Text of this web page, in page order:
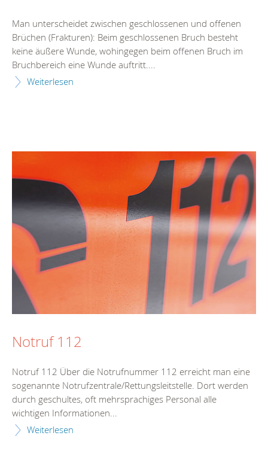
Man unterscheidet zwischen geschlossenen und offenen
Brüchen (Frakturen): Beim geschlossenen Bruch besteht
keine äußere Wunde, wohingegen beim offenen Bruch im
Bruchbereich eine Wunde auftritt....
Weiterlesen
Notruf 112
Notruf 112 Über die Notrufnummer 112 erreicht man eine
sogenannte Notrufzentrale/Rettungsleitstelle. Dort werden
durch geschultes, oft mehrsprachiges Personal alle
wichtigen Informationen...
Weiterlesen